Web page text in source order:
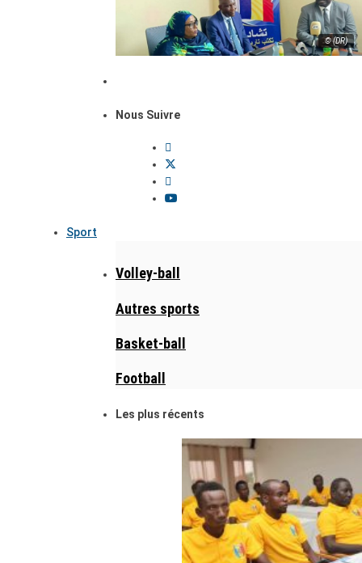
© (DR)
Nous Suivre
Sport
Volley-ball
Autres sports
Basket-ball
Football
Les plus récents